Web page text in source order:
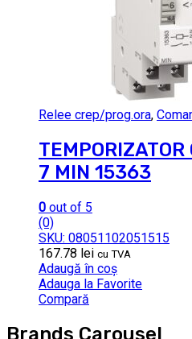
Relee crep/prog.ora,
7 MIN 15363
0 out of 5
(0)
SKU: 08051102051515
167.78 lei cu TVA
Adaugă în coș
Adauga la Favorite
Compară
Brands Carousel